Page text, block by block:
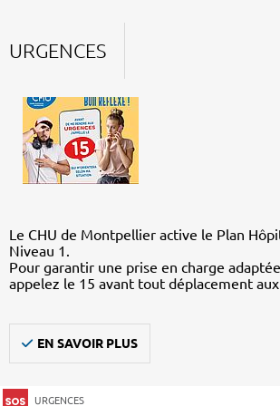
URGENCES
Le CHU de Montpellier active le Plan
Niveau 1.
Pour garantir une prise en charge
appelez le 15 avant tout déplacement
EN SAVOIR PLUS
URGENCES